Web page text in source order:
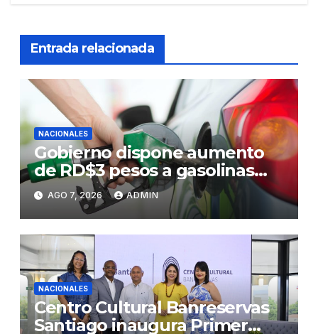
Entrada relacionada
NACIONALES
Gobierno dispone aumento
de RD$3 pesos a gasolinas
premium y regular
AGO 7, 2026 ADMIN
NACIONALES
Centro Cultural Banreservas
Santiago inaugura Primer